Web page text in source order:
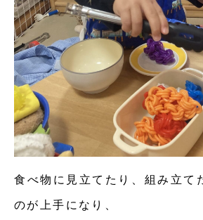
食べ物に見立てたり、組み立て
のが上手になり、